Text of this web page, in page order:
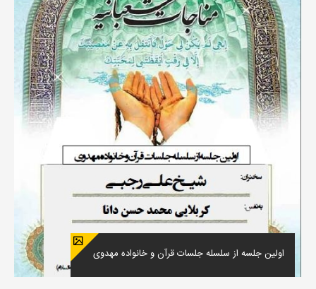
اولین جلسه از سلسله جلسات قرآن و خانواده مهدوی